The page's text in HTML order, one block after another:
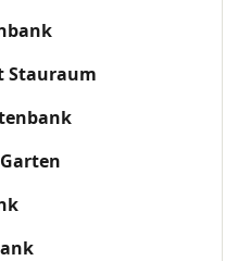
Stauraum